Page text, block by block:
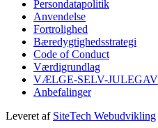
Persondatapolitik
Anvendelse
Fortrolighed
Bæredygtighedsstrategi
Code of Conduct
Værdigrundlag
VÆLGE-SELV-
Anbefalinger
Leveret af SiteTech Webudvikling